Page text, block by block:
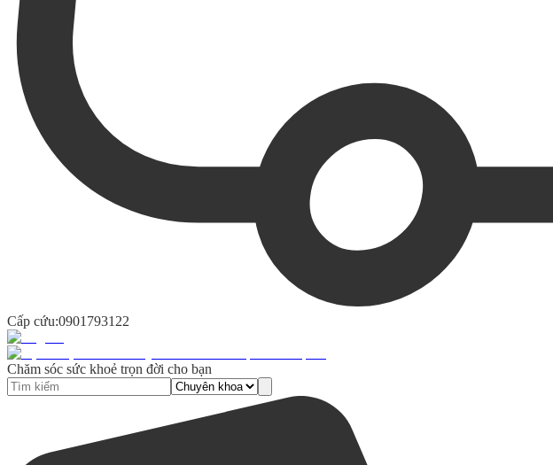
Cấp cứu:0901793122
Chăm sóc sức khoẻ trọn đời cho bạn